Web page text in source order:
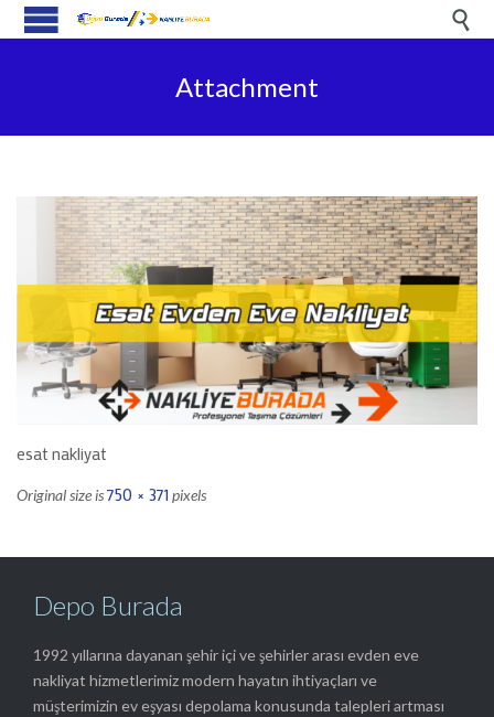

Attachment
esat nakliyat
Original size is750 × 371 pixels
Depo Burada
1992 yıllarına dayanan şehir içi ve şehirler arası evden eve
nakliyat hizmetlerimiz modern hayatın ihtiyaçları ve
müşterimizin ev eşyası depolama konusunda talepleri artması